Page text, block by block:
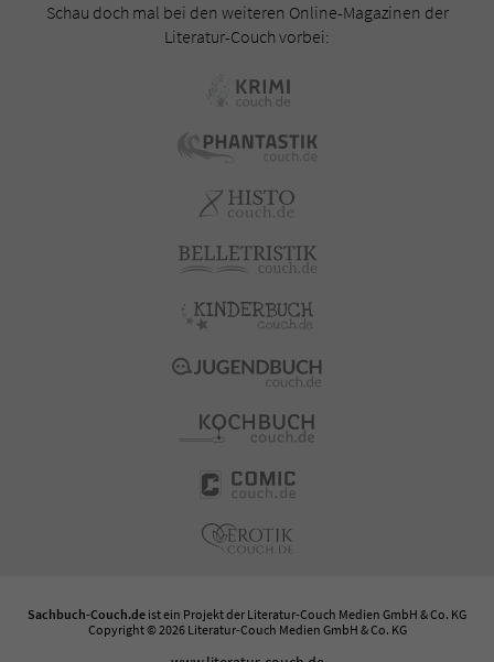
Schau doch mal bei den weiteren Online-Magazinen der
Literatur-Couch vorbei:
Sachbuch-Couch.de ist ein Projekt der Literatur-Couch Medien GmbH & Co. KG
Copyright © 2026 Literatur-Couch Medien GmbH & Co. KG